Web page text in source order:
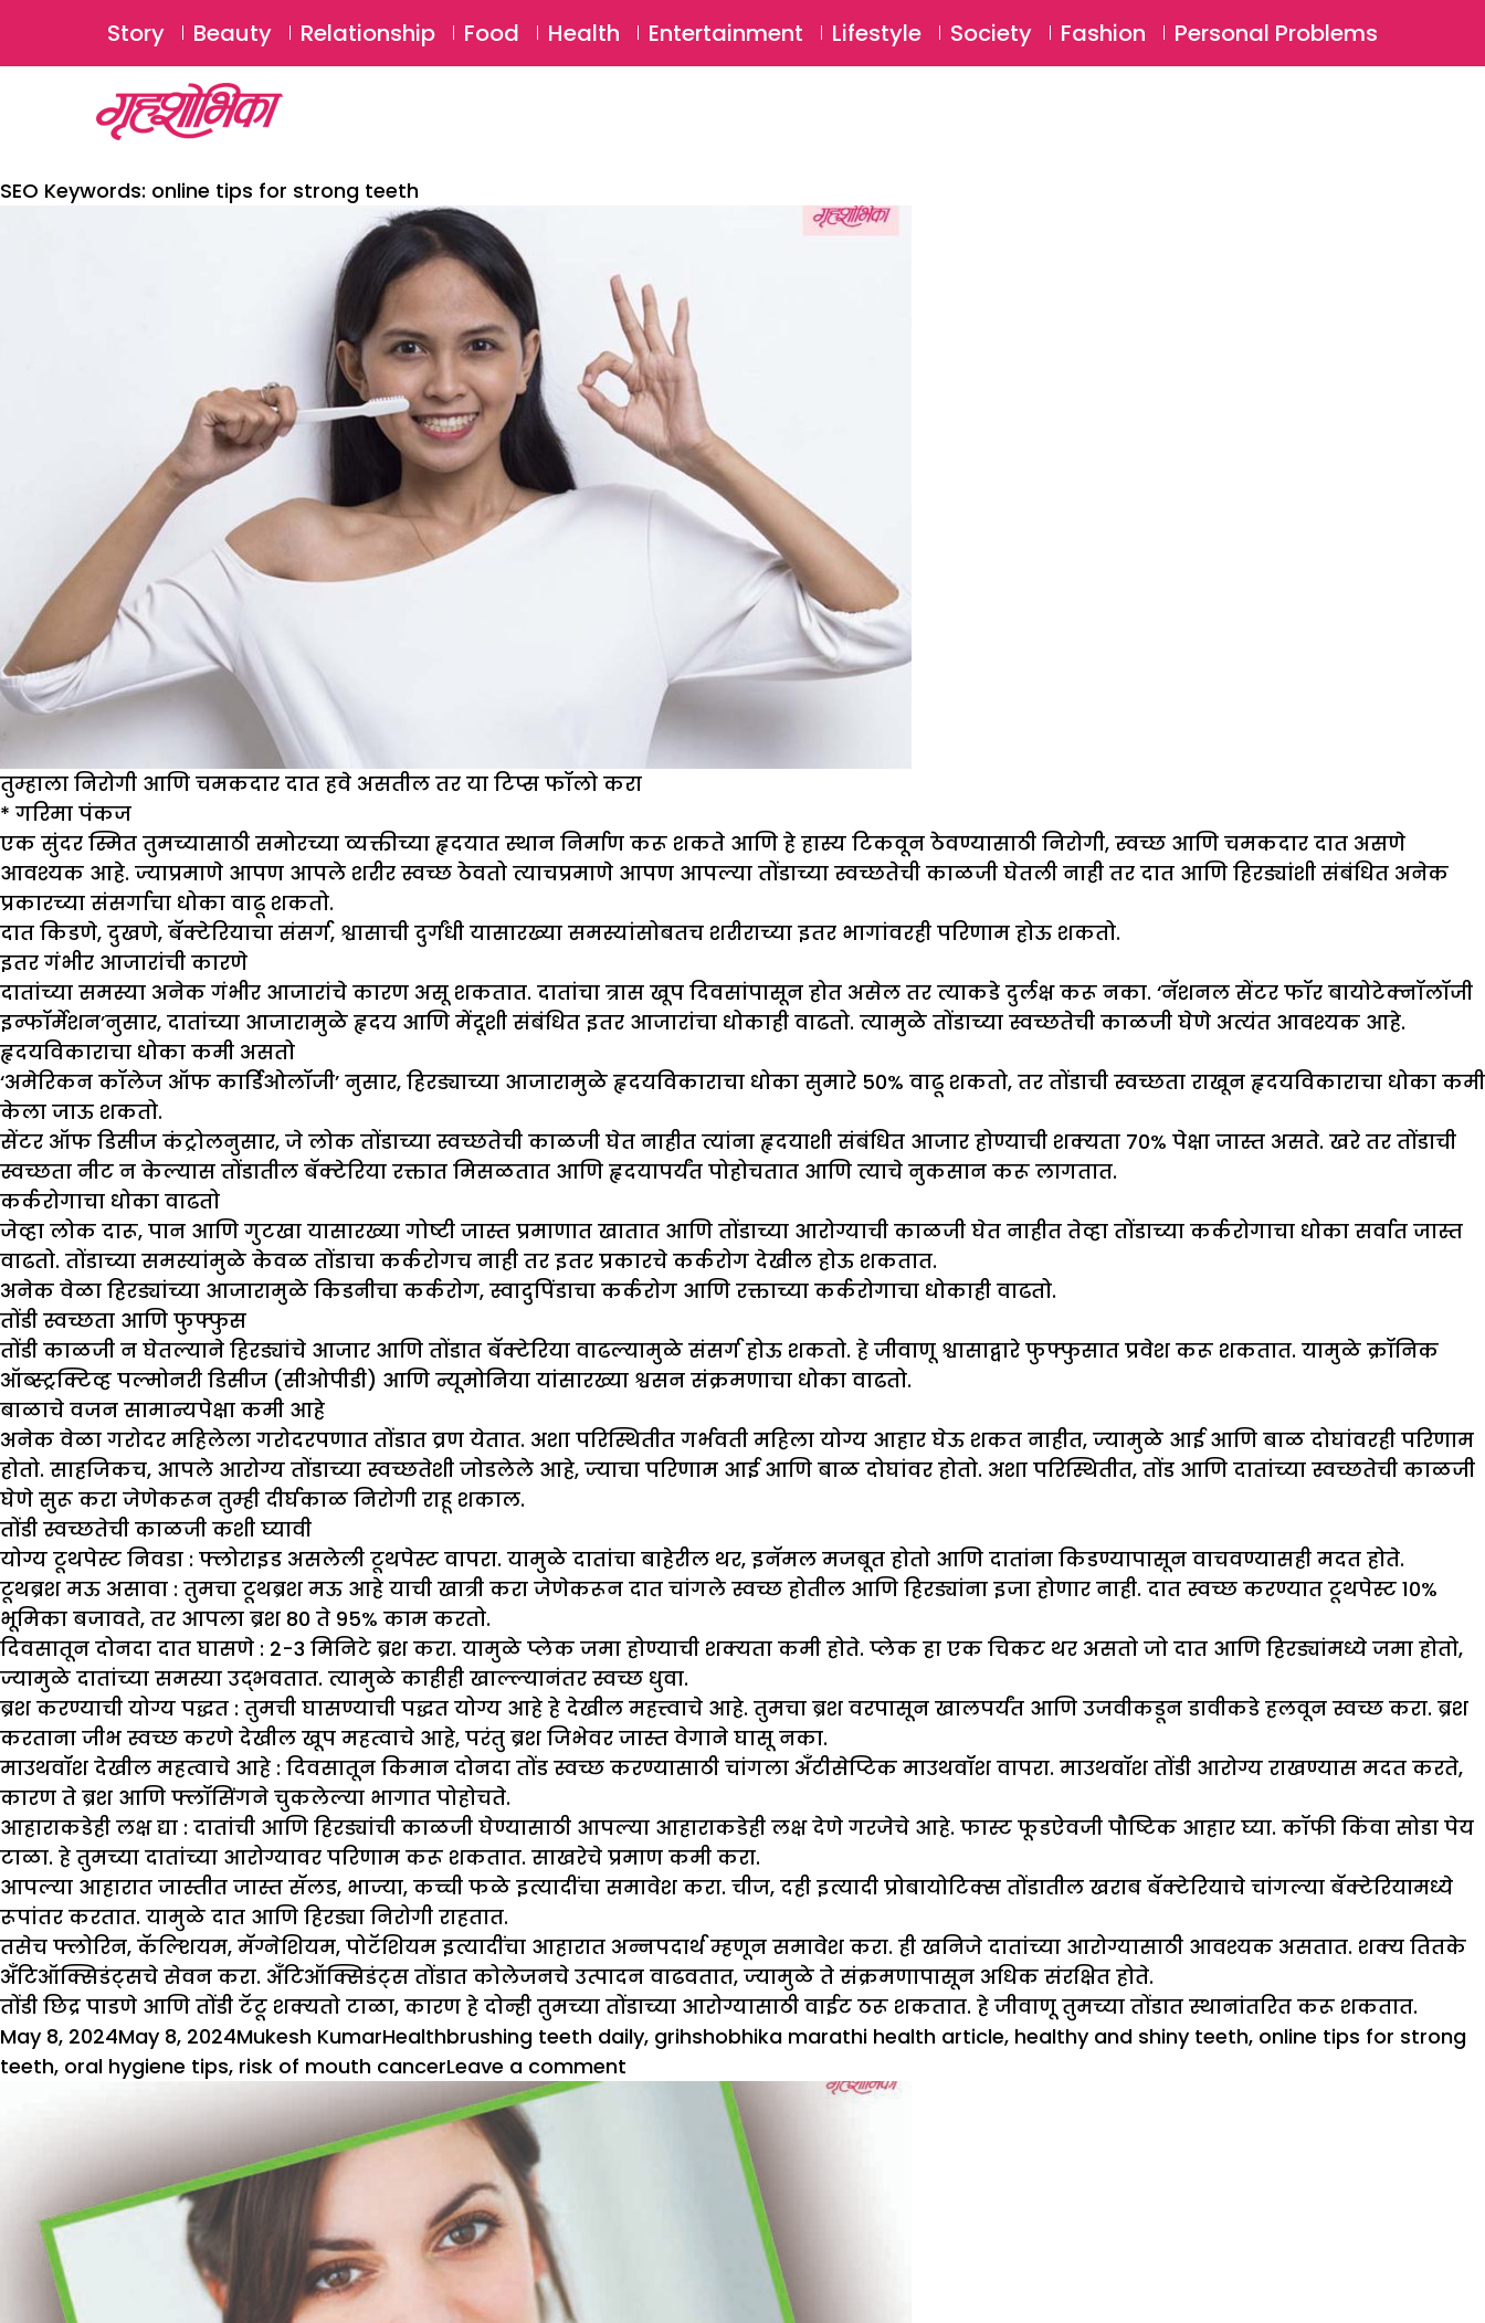
SUBSCRIBE Login ⚲
Story Beauty Relationship Food Health Entertainment Lifestyle Society Fashion Personal Problems
SEO Keywords: online tips for strong teeth
तुम्हाला निरोगी आणि चमकदार दात हवे असतील तर या टिप्स फॉलो करा
* गरिमा पंकज
एक सुंदर स्मित तुमच्यासाठी समोरच्या व्यक्तीच्या हृदयात स्थान निर्माण करू शकते आणि हे हास्य टिकवून ठेवण्यासाठी निरोगी, स्वच्छ आणि चमकदार दात असणे
आवश्यक आहे. ज्याप्रमाणे आपण आपले शरीर स्वच्छ ठेवतो त्याचप्रमाणे आपण आपल्या तोंडाच्या स्वच्छतेची काळजी घेतली नाही तर दात आणि हिरड्यांशी संबंधित अनेक
प्रकारच्या संसर्गाचा धोका वाढू शकतो.
दात किडणे, दुखणे, बॅक्टेरियाचा संसर्ग, श्वासाची दुर्गंधी यासारख्या समस्यांसोबतच शरीराच्या इतर भागांवरही परिणाम होऊ शकतो.
इतर गंभीर आजारांची कारणे
दातांच्या समस्या अनेक गंभीर आजारांचे कारण असू शकतात. दातांचा त्रास खूप दिवसांपासून होत असेल तर त्याकडे दुर्लक्ष करू नका. ‘नॅशनल सेंटर फॉर बायोटेक्नॉलॉजी
इन्फॉर्मेशन’नुसार, दातांच्या आजारामुळे हृदय आणि मेंदूशी संबंधित इतर आजारांचा धोकाही वाढतो. त्यामुळे तोंडाच्या स्वच्छतेची काळजी घेणे अत्यंत आवश्यक आहे.
हृदयविकाराचा धोका कमी असतो
‘अमेरिकन कॉलेज ऑफ कार्डिओलॉजी’ नुसार, हिरड्याच्या आजारामुळे हृदयविकाराचा धोका सुमारे 50% वाढू शकतो, तर तोंडाची स्वच्छता राखून हृदयविकाराचा धोका कमी
केला जाऊ शकतो.
सेंटर ऑफ डिसीज कंट्रोलनुसार, जे लोक तोंडाच्या स्वच्छतेची काळजी घेत नाहीत त्यांना हृदयाशी संबंधित आजार होण्याची शक्यता 70% पेक्षा जास्त असते. खरे तर तोंडाची
स्वच्छता नीट न केल्यास तोंडातील बॅक्टेरिया रक्तात मिसळतात आणि हृदयापर्यंत पोहोचतात आणि त्याचे नुकसान करू लागतात.
कर्करोगाचा धोका वाढतो
जेव्हा लोक दारू, पान आणि गुटखा यासारख्या गोष्टी जास्त प्रमाणात खातात आणि तोंडाच्या आरोग्याची काळजी घेत नाहीत तेव्हा तोंडाच्या कर्करोगाचा धोका सर्वात जास्त
वाढतो. तोंडाच्या समस्यांमुळे केवळ तोंडाचा कर्करोगच नाही तर इतर प्रकारचे कर्करोग देखील होऊ शकतात.
अनेक वेळा हिरड्यांच्या आजारामुळे किडनीचा कर्करोग, स्वादुपिंडाचा कर्करोग आणि रक्ताच्या कर्करोगाचा धोकाही वाढतो.
तोंडी स्वच्छता आणि फुफ्फुस
तोंडी काळजी न घेतल्याने हिरड्यांचे आजार आणि तोंडात बॅक्टेरिया वाढल्यामुळे संसर्ग होऊ शकतो. हे जीवाणू श्वासाद्वारे फुफ्फुसात प्रवेश करू शकतात. यामुळे क्रॉनिक
ऑब्स्ट्रक्टिव्ह पल्मोनरी डिसीज (सीओपीडी) आणि न्यूमोनिया यांसारख्या श्वसन संक्रमणाचा धोका वाढतो.
बाळाचे वजन सामान्यपेक्षा कमी आहे
अनेक वेळा गरोदर महिलेला गरोदरपणात तोंडात व्रण येतात. अशा परिस्थितीत गर्भवती महिला योग्य आहार घेऊ शकत नाहीत, ज्यामुळे आई आणि बाळ दोघांवरही परिणाम
होतो. साहजिकच, आपले आरोग्य तोंडाच्या स्वच्छतेशी जोडलेले आहे, ज्याचा परिणाम आई आणि बाळ दोघांवर होतो. अशा परिस्थितीत, तोंड आणि दातांच्या स्वच्छतेची काळजी
घेणे सुरू करा जेणेकरून तुम्ही दीर्घकाळ निरोगी राहू शकाल.
तोंडी स्वच्छतेची काळजी कशी घ्यावी
योग्य टूथपेस्ट निवडा : फ्लोराइड असलेली टूथपेस्ट वापरा. यामुळे दातांचा बाहेरील थर, इनॅमल मजबूत होतो आणि दातांना किडण्यापासून वाचवण्यासही मदत होते.
टूथब्रश मऊ असावा : तुमचा टूथब्रश मऊ आहे याची खात्री करा जेणेकरून दात चांगले स्वच्छ होतील आणि हिरड्यांना इजा होणार नाही. दात स्वच्छ करण्यात टूथपेस्ट 10%
भूमिका बजावते, तर आपला ब्रश 80 ते 95% काम करतो.
दिवसातून दोनदा दात घासणे : 2-3 मिनिटे ब्रश करा. यामुळे प्लेक जमा होण्याची शक्यता कमी होते. प्लेक हा एक चिकट थर असतो जो दात आणि हिरड्यांमध्ये जमा होतो,
ज्यामुळे दातांच्या समस्या उद्भवतात. त्यामुळे काहीही खाल्ल्यानंतर स्वच्छ धुवा.
ब्रश करण्याची योग्य पद्धत : तुमची घासण्याची पद्धत योग्य आहे हे देखील महत्त्वाचे आहे. तुमचा ब्रश वरपासून खालपर्यंत आणि उजवीकडून डावीकडे हलवून स्वच्छ करा. ब्रश
करताना जीभ स्वच्छ करणे देखील खूप महत्वाचे आहे, परंतु ब्रश जिभेवर जास्त वेगाने घासू नका.
माउथवॉश देखील महत्वाचे आहे : दिवसातून किमान दोनदा तोंड स्वच्छ करण्यासाठी चांगला अँटीसेप्टिक माउथवॉश वापरा. माउथवॉश तोंडी आरोग्य राखण्यास मदत करते,
कारण ते ब्रश आणि फ्लॉसिंगने चुकलेल्या भागात पोहोचते.
आहाराकडेही लक्ष द्या : दातांची आणि हिरड्यांची काळजी घेण्यासाठी आपल्या आहाराकडेही लक्ष देणे गरजेचे आहे. फास्ट फूडऐवजी पौष्टिक आहार घ्या. कॉफी किंवा सोडा पेय
टाळा. हे तुमच्या दातांच्या आरोग्यावर परिणाम करू शकतात. साखरेचे प्रमाण कमी करा.
आपल्या आहारात जास्तीत जास्त सॅलड, भाज्या, कच्ची फळे इत्यादींचा समावेश करा. चीज, दही इत्यादी प्रोबायोटिक्स तोंडातील खराब बॅक्टेरियाचे चांगल्या बॅक्टेरियामध्ये
रूपांतर करतात. यामुळे दात आणि हिरड्या निरोगी राहतात.
तसेच फ्लोरिन, कॅल्शियम, मॅग्नेशियम, पोटॅशियम इत्यादींचा आहारात अन्नपदार्थ म्हणून समावेश करा. ही खनिजे दातांच्या आरोग्यासाठी आवश्यक असतात. शक्य तितके
अँटिऑक्सिडंट्सचे सेवन करा. अँटिऑक्सिडंट्स तोंडात कोलेजनचे उत्पादन वाढवतात, ज्यामुळे ते संक्रमणापासून अधिक संरक्षित होते.
तोंडी छिद्र पाडणे आणि तोंडी टॅटू शक्यतो टाळा, कारण हे दोन्ही तुमच्या तोंडाच्या आरोग्यासाठी वाईट ठरू शकतात. हे जीवाणू तुमच्या तोंडात स्थानांतरित करू शकतात.
Posted
on
May 8, 2024May 8, 2024Author
Mukesh KumarCategories
HealthTags
brushing teeth daily, grihshobhika marathi health article, healthy and shiny teeth, online tips for strong
teeth, oral hygiene tips, risk of mouth cancerLeave a comment